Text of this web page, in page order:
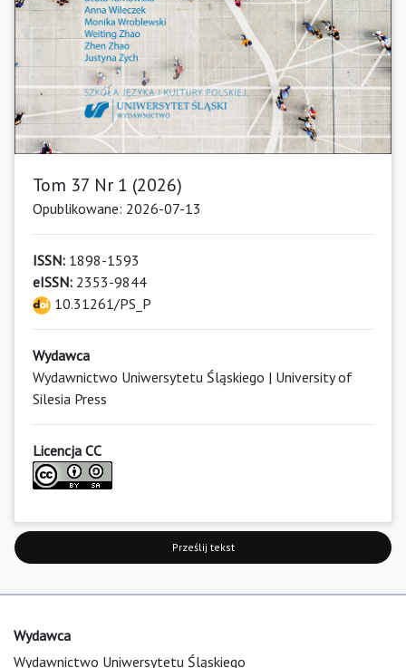
Tom 37 Nr 1 (2026)
Opublikowane: 2026-07-13
ISSN: 1898-1593
eISSN: 2353-9844
10.31261/PS_P
Wydawca
Wydawnictwo Uniwersytetu Śląskiego | University of
Silesia Press
Licencja CC
Prześlij tekst
Wydawca
Wydawnictwo Uniwersytetu Śląskiego